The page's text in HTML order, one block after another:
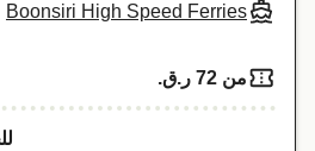
Boonsiri High Speed Ferries
من 72 ر.ق.‏